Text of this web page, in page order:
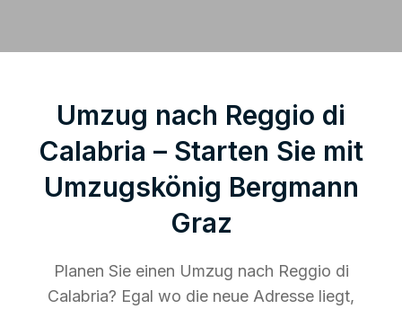
Umzug nach Reggio di
Calabria – Starten Sie mit
Umzugskönig Bergmann
Graz
Planen Sie einen Umzug nach Reggio di
Calabria? Egal wo die neue Adresse liegt,